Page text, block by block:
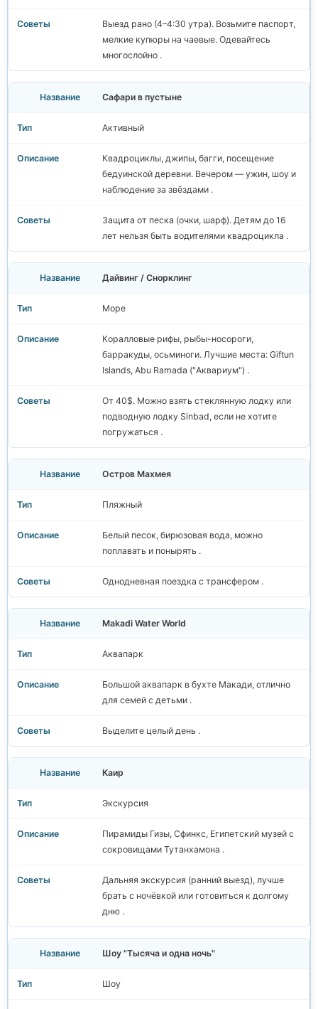
Выезд рано (4–4:30 утра). Возьмите паспорт,
мелкие купюры на чаевые. Одевайтесь
многослойно .
Сафари в пустыне
Активный
Квадроциклы, джипы, багги, посещение
бедуинской деревни. Вечером — ужин, шоу и
наблюдение за звёздами .
Защита от песка (очки, шарф). Детям до 16
лет нельзя быть водителями квадроцикла .
Дайвинг / Снорклинг
Море
Коралловые рифы, рыбы-носороги,
барракуды, осьминоги. Лучшие места: Giftun
Islands, Abu Ramada ("Аквариум") .
От 40$. Можно взять стеклянную лодку или
подводную лодку Sinbad, если не хотите
погружаться .
Остров Махмея
Пляжный
Белый песок, бирюзовая вода, можно
поплавать и понырять .
Однодневная поездка с трансфером .
Makadi Water World
Аквапарк
Большой аквапарк в бухте Макади, отлично
для семей с детьми .
Выделите целый день .
Каир
Экскурсия
Пирамиды Гизы, Сфинкс, Египетский музей с
сокровищами Тутанхамона .
Дальняя экскурсия (ранний выезд), лучше
брать с ночёвкой или готовиться к долгому
дню .
Шоу "Тысяча и одна ночь"
Шоу